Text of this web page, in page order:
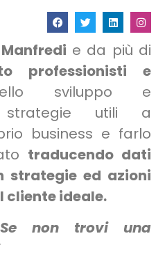
e da più di
professionisti e
sviluppo e
strategie utili a
business e farlo
traducendo dati
strategie ed azioni
cliente ideale.
Se non trovi una